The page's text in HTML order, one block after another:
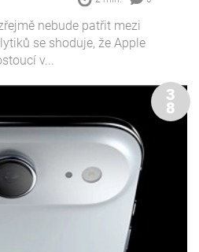
nebude patřit mezi
se shoduje, že Apple
v...
3
8